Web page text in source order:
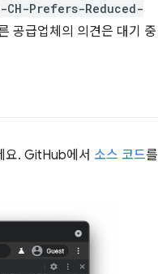
CH-Prefers-Reduced-
공급업체의 의견은 대기 중
요. GitHub에서 소스 코드를